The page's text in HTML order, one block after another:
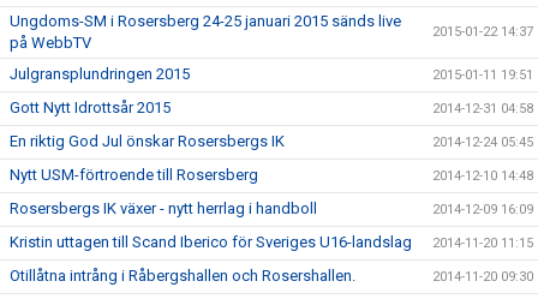
Ungdoms-SM i Rosersberg 24-25 januari 2015 sänds live
på WebbTV
2015-01-22 14:37
Julgransplundringen 2015 2015-01-11 19:51
Gott Nytt Idrottsår 2015 2014-12-31 04:58
En riktig God Jul önskar Rosersbergs IK 2014-12-24 05:45
Nytt USM-förtroende till Rosersberg 2014-12-10 14:48
Rosersbergs IK växer - nytt herrlag i handboll 2014-12-09 16:09
Kristin uttagen till Scand Iberico för Sveriges U16-landslag 2014-11-20 11:15
Otillåtna intrång i Råbergshallen och Rosershallen. 2014-11-20 09:30